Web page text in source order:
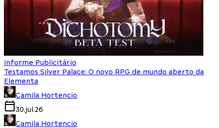
Informe Publicitário
Testamos Silver Palace: O novo RPG de mundo aberto da
Elementa
Camila Hortencio
30.jul.26
Camila Hortencio